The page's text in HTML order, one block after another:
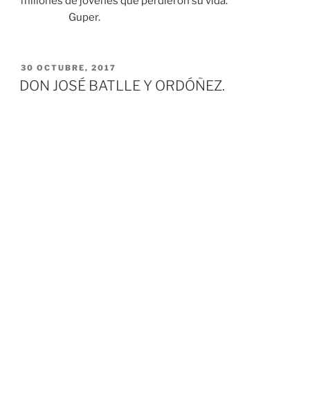
Guper.
PUBLICADO
EL
30 OCTUBRE, 2017
DON JOSÉ BATLLE Y ORDÓÑEZ.